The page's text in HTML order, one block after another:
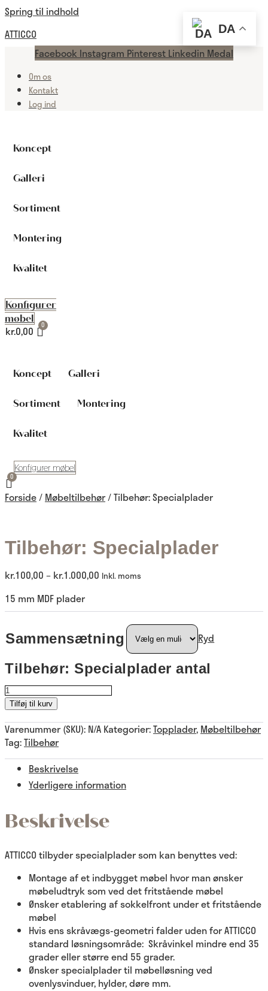
Spring til indhold
ATTICCO
Facebook Instagram Pinterest Linkedin Medal
Om os
Kontakt
Log ind
Koncept
Galleri
Sortiment
Montering
Kvalitet
Konfigurer
møbel
kr.0,00
Koncept Galleri
Sortiment Montering
Kvalitet
Konfigurer møbel
Forside/ Møbeltilbehør/ Tilbehør: Specialplader
Tilbehør: Specialplader
kr.100,00 – kr.1.000,00 Inkl. moms
15 mm MDF plader
Sammensætning Ryd
Tilbehør: Specialplader antal
Tilføj til kurv
Varenummer (SKU): N/A Kategorier:Topplader, Møbeltilbehør
Tag:Tilbehør
Beskrivelse
Yderligere information
Beskrivelse
ATTICCO tilbyder specialplader som kan benyttes ved:
Montage af et indbygget møbel hvor man ønsker
møbeludtryk som ved det fritstående møbel
Ønsker etablering af sokkelfront under et fritstående
møbel
Hvis ens skråvægs-geometri falder uden for ATTICCO
standard løsningsområde: Skråvinkel mindre end 35
grader eller større end 55 grader.
Ønsker specialplader til møbelløsning ved
ovenlysvinduer, hylder, døre mm.
DA